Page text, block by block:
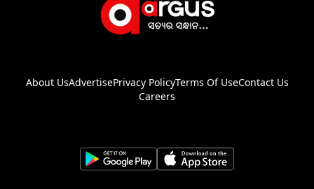
About UsAdvertisePrivacy PolicyTerms Of UseContact Us
Careers